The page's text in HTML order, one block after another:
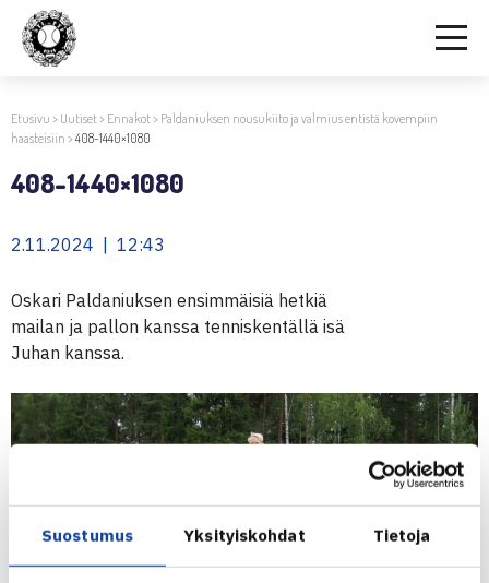
Suostumus Yksityiskohdat Tietoja
Etusivu > Uutiset> Ennakot> Paldaniuksen nousukiito ja valmius entistä kovempiin
haasteisiin >408-1440×1080
408-1440×1080
2.11.2024 | 12:43
Oskari Paldaniuksen ensimmäisiä hetkiä
mailan ja pallon kanssa tenniskentällä isä
Juhan kanssa.